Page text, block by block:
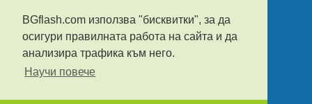
BGflash.com използва "бисквитки", за да
осигури правилната работа на сайта и да
анализира трафика към него.
Научи повече